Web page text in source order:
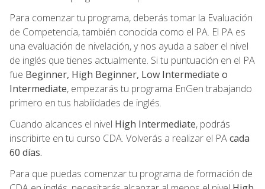
Para comenzar tu programa, deberás tomar la Evaluación
de Competencia, también conocida como el PA. El PA es
una evaluación de nivelación, y nos ayuda a saber el nivel
de inglés que tienes actualmente. Si tu puntuación en el PA
fue Beginner, High Beginner, Low Intermediate o
Intermediate, empezarás tu programa EnGen trabajando
primero en tus habilidades de inglés.
Cuando alcances el nivel High Intermediate, podrás
inscribirte en tu curso CDA. Volverás a realizar el PAcada
60 días.
Para que puedas comenzar tu programa de formación de